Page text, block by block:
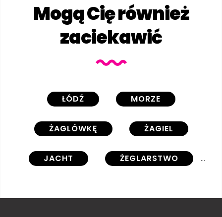
Mogą Cię również
zaciekawić
ŁÓDŹ MORZE
ŻAGLÓWKĘ ŻAGIEL
JACHT ŻEGLARSTWO